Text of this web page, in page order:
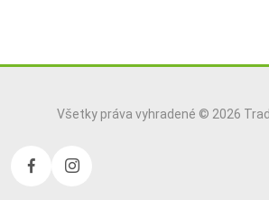
Všetky práva vyhradené © 2026